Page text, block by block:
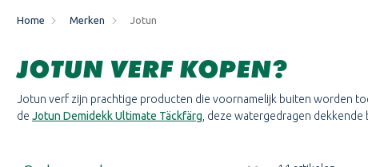
Home Merken Jotun
JOTUN VERF KOPEN?
Jotun verf zijn prachtige producten die voornamelijk buiten worden
de Jotun Demidekk Ultimate Täckfärg , deze watergedragen